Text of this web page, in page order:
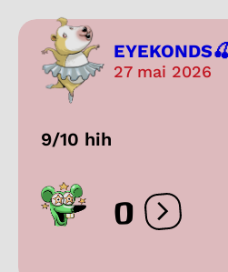
27 mai 2026
9/10 hih
0 Ouvrir